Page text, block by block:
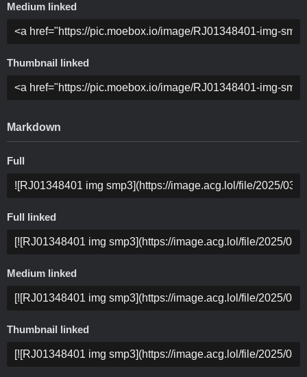
Medium linked
Thumbnail linked
Markdown
Full
Full linked
Medium linked
Thumbnail linked